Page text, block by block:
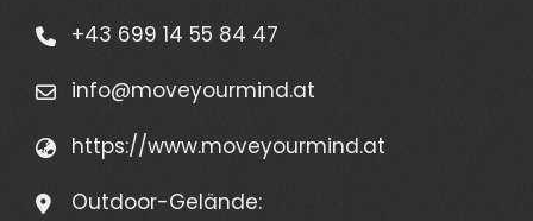
+43 699 14 55 84 47
info@moveyourmind.at
https://www.moveyourmind.at
Outdoor-Gelände: